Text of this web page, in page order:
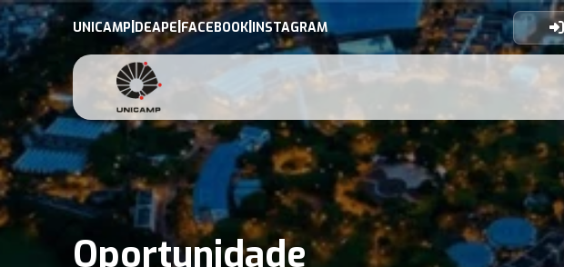
UNICAMP DEAPE|FACEBOOK INSTAGRAM
Oportunidade